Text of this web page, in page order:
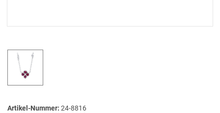
Artikel-Nummer: 24-8816